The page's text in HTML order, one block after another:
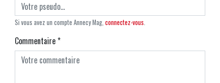
Si vous avez un compte Annecy Mag, connectez-vous.
Commentaire*